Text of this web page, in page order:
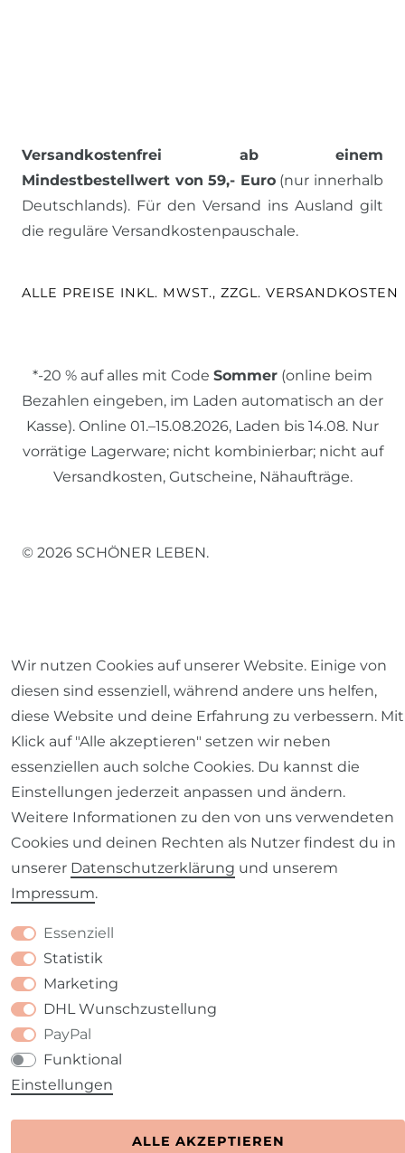
Versandkostenfrei ab einem
Mindestbestellwert von 59,- Euro(nur innerhalb
Deutschlands). Für den Versand ins Ausland gilt
die reguläre Versandkostenpauschale.
ALLE PREISE INKL. MWST., ZZGL. VERSANDKOSTEN
*-20 % auf alles mit Code Sommer (online beim
Bezahlen eingeben, im Laden automatisch an der
Kasse). Online 01.–15.08.2026, Laden bis 14.08. Nur
vorrätige Lagerware; nicht kombinierbar; nicht auf
Versandkosten, Gutscheine, Nähaufträge.
© 2026 SCHÖNER LEBEN.
AGB
Barrierefreiheitserklärung Widerrufs­recht
VERTRAG WIDERRUFEN
Wir nutzen Cookies auf unserer Website. Einige von
diesen sind essenziell, während andere uns helfen,
diese Website und deine Erfahrung zu verbessern. Mit
Klick auf "Alle akzeptieren" setzen wir neben
essenziellen auch solche Cookies. Du kannst die
Einstellungen jederzeit anpassen und ändern.
Weitere Informationen zu den von uns verwendeten
Cookies und deinen Rechten als Nutzer findest du in
unserer Daten­schutz­erklärung und unserem
Impressum.
Essenziell
Statistik
Marketing
DHL Wunschzustellung
PayPal
Funktional
Einstellungen
ALLE AKZEPTIEREN